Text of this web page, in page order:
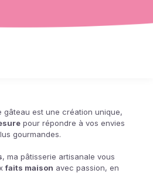
gâteau est une création unique,
pour répondre à vos envies
gourmandes.
, ma pâtisserie artisanale vous
faits maison avec passion, en